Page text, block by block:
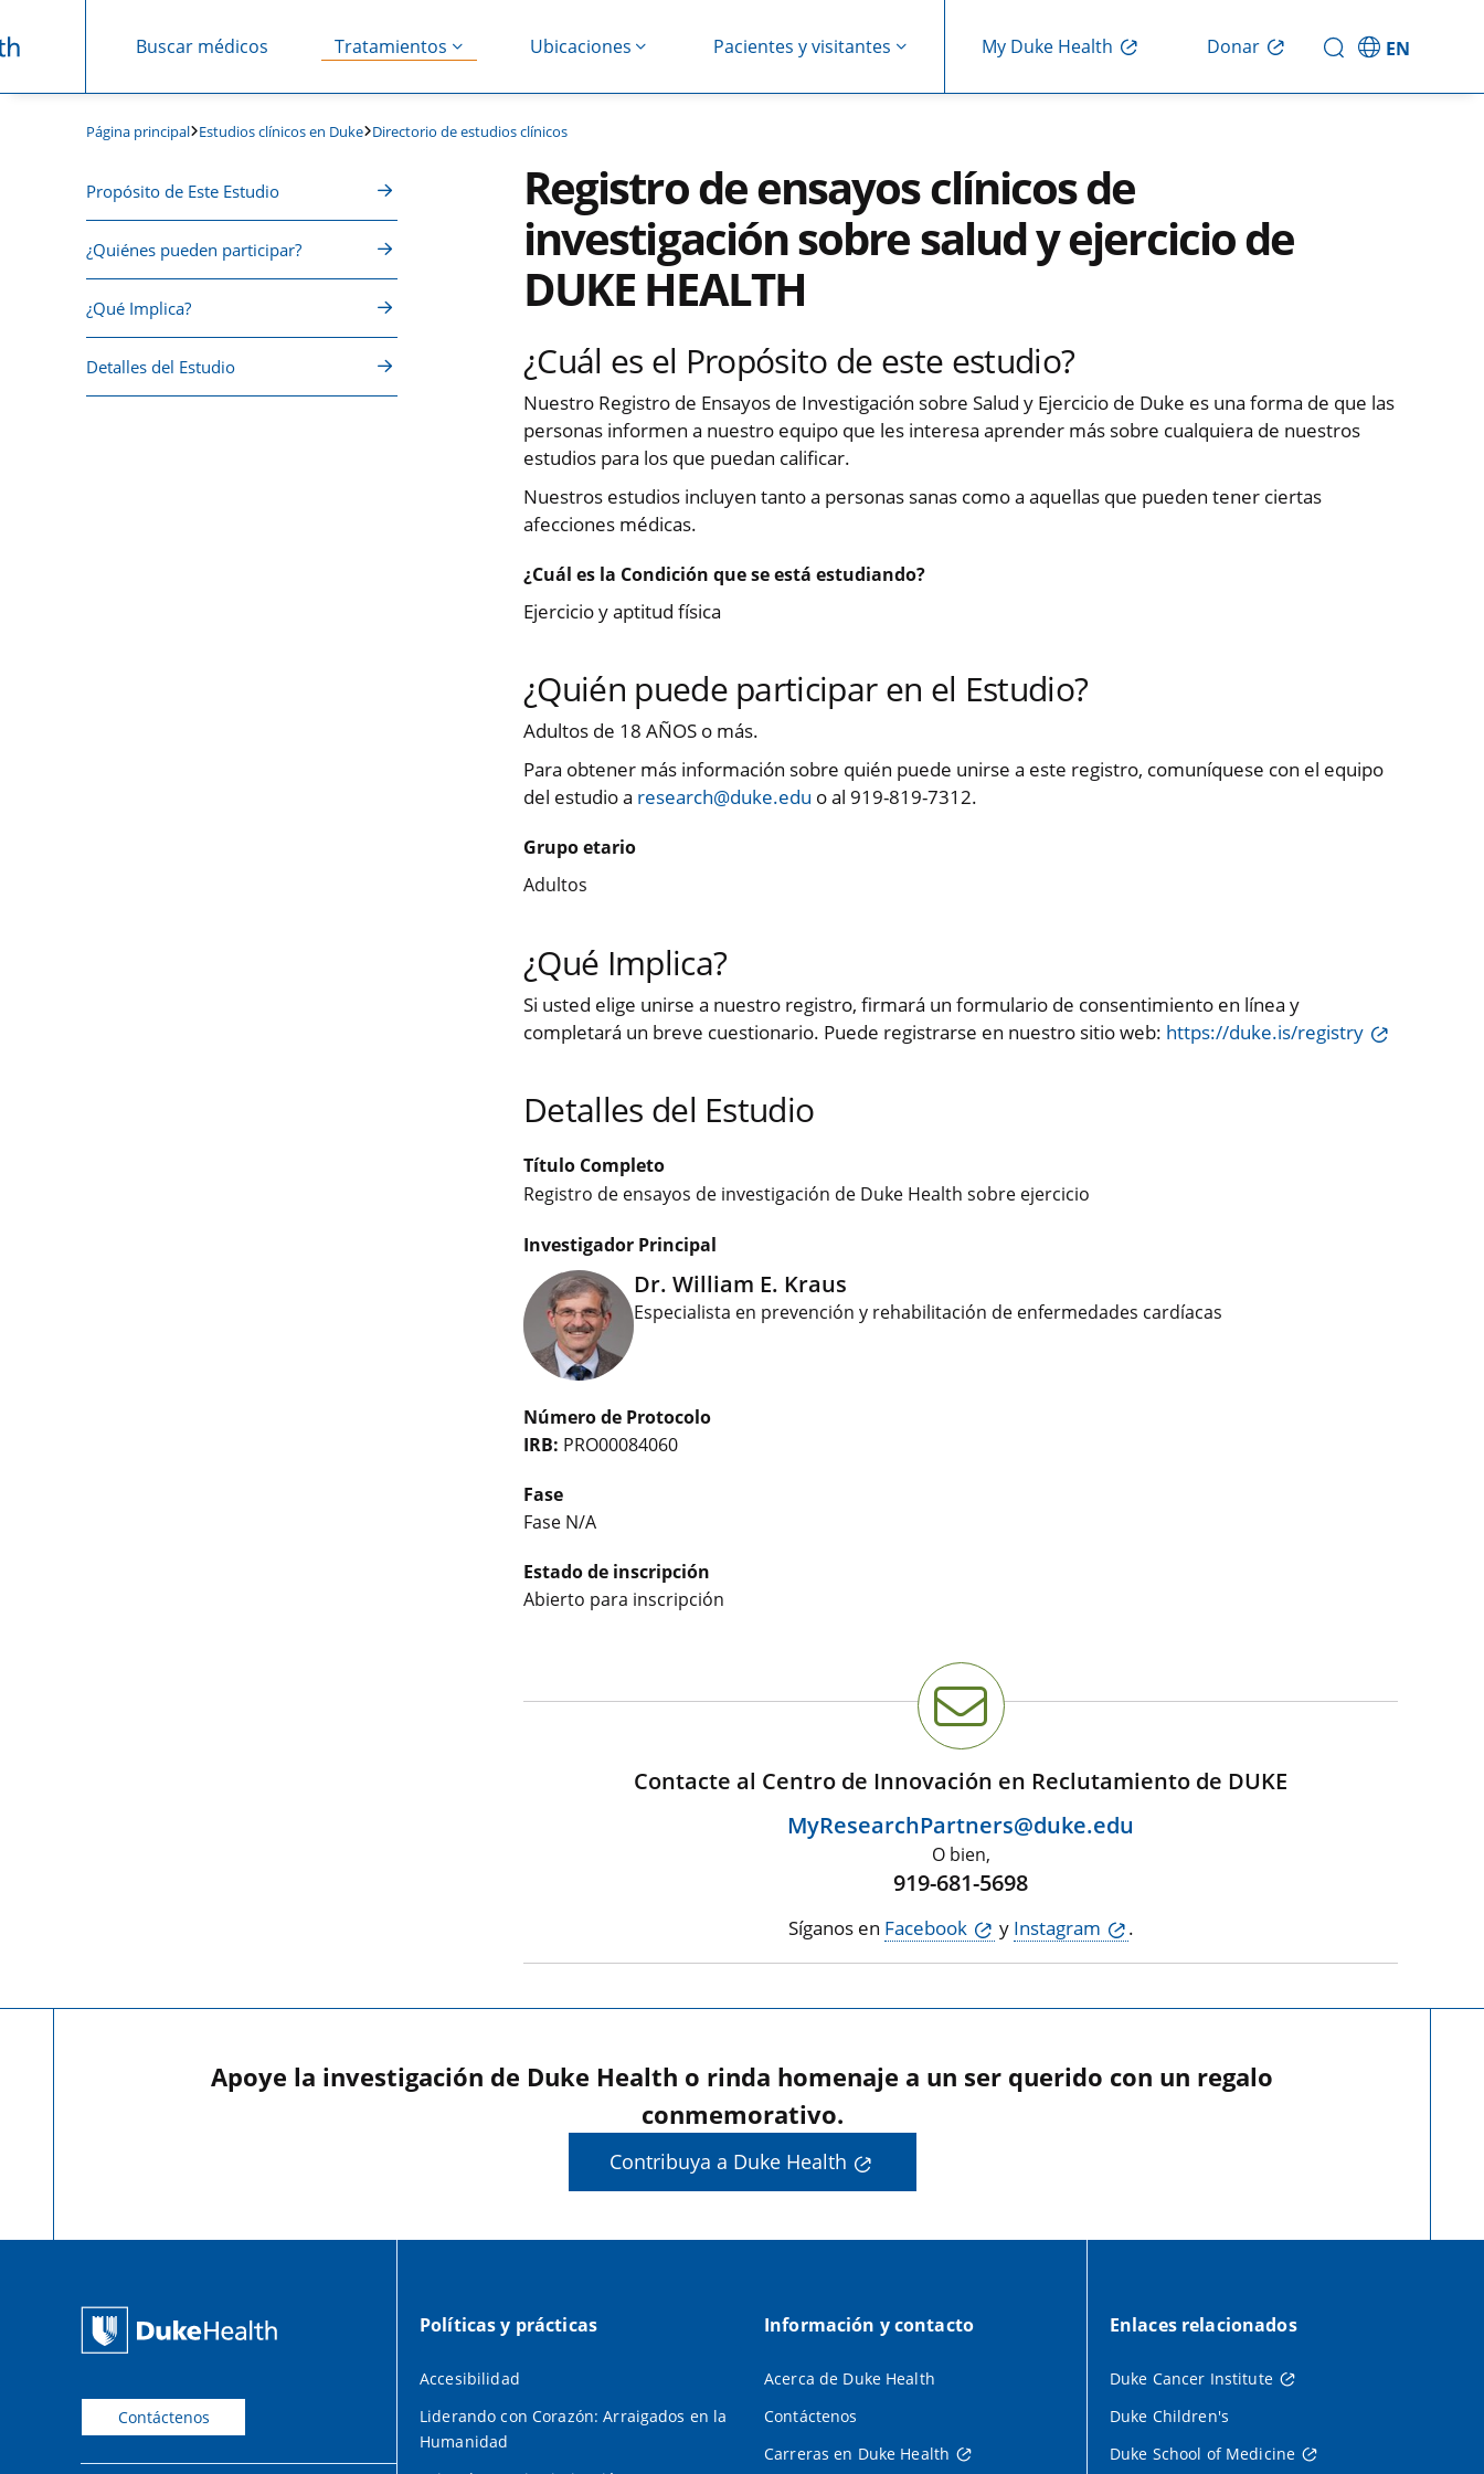
Buscar médicos Tratamientos Ubicaciones Pacientes y visitantes My Duke Health Donar EN
Página principal Estudios clínicos en Duke Directorio de estudios clínicos
Propósito de Este Estudio
¿Quiénes pueden participar?
¿Qué Implica?
Detalles del Estudio
Registro de ensayos clínicos de
investigación sobre salud y ejercicio de
DUKE HEALTH
¿Cuál es el Propósito de este estudio?
Nuestro Registro de Ensayos de Investigación sobre Salud y Ejercicio de Duke es una forma de que las
personas informen a nuestro equipo que les interesa aprender más sobre cualquiera de nuestros
estudios para los que puedan calificar.
Nuestros estudios incluyen tanto a personas sanas como a aquellas que pueden tener ciertas
afecciones médicas.
¿Cuál es la Condición que se está estudiando?
Ejercicio y aptitud física
¿Quién puede participar en el Estudio?
Adultos de 18 AÑOS o más.
Para obtener más información sobre quién puede unirse a este registro, comuníquese con el equipo
del estudio a research@duke.edu o al 919-819-7312.
Grupo etario
Adultos
¿Qué Implica?
Si usted elige unirse a nuestro registro, firmará un formulario de consentimiento en línea y
completará un breve cuestionario. Puede registrarse en nuestro sitio web: https://duke.is/registry
Detalles del Estudio
Título Completo
Registro de ensayos de investigación de Duke Health sobre ejercicio
Investigador Principal
Dr. William E. Kraus
Especialista en prevención y rehabilitación de enfermedades cardíacas
Número de Protocolo
IRB: PRO00084060
Fase
Fase N/A
Estado de inscripción
Abierto para inscripción
Contacte al Centro de Innovación en Reclutamiento de DUKE
MyResearchPartners@duke.edu
O bien,
919-681-5698
Síganos en Facebook y Instagram .
Apoye la investigación de Duke Health o rinda homenaje a un ser querido con un regalo
conmemorativo.
Contribuya a Duke Health
Contáctenos
Políticas y prácticas
Accesibilidad
Liderando con Corazón: Arraigados en la
Humanidad
Información y contacto
Acerca de Duke Health
Contáctenos
Carreras en Duke Health
Enlaces relacionados
Duke Cancer Institute
Duke Children's
Duke School of Medicine